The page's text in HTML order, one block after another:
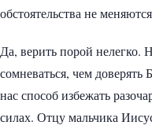
обстоятельства не
Да, верить порой нелегко.
сомневаться, чем
нас способ избежать
силах. Отцу мальчика